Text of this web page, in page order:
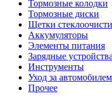
Тормозные колодки
Тормозные диски
Щетки
Аккумуляторы
Элементы питания
Зарядные устройства
Инструменты
Уход за автомобилем
Прочее